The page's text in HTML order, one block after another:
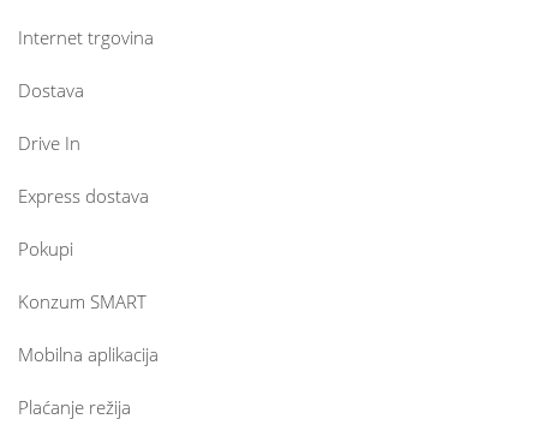
Internet trgovina
Dostava
Drive In
Express dostava
Pokupi
Konzum SMART
Mobilna aplikacija
Plaćanje režija